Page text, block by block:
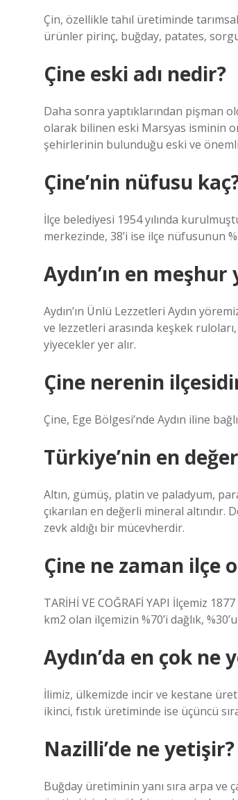
Çin, özellikle tahıl üretiminde
ürünler pirinç, buğday, patates,
Çine eski adı nedir?
Daha sonra yaptıklarından pişman
olarak bilinen eski Marsyas isminin
şehirlerinin bulunduğu eski ve
Çine’nin nüfusu
İlçe belediyesi 1954 yılında
merkezinde, 38’i ise ilçe nüfusunun
Aydın’ın en
Aydın’ın Ünlü Lezzetleri Aydın
ve lezzetleri arasında keşkek
yiyecekler yer alır.
Çine nerenin
Çine, Ege Bölgesi’nde Aydın iline
Türkiye’nin en
Altın, gümüş, platin ve paladyum,
çıkarılan en değerli mineral altındır.
zevk aldığı bir mücevherdir.
Çine ne zaman ilçe
TARİHİ VE COĞRAFİ YAPI İlçemiz
km2 olan ilçemizin %70’i dağlık,
Aydın’da en çok ne
İlimiz, ülkemizde incir ve kestane
ikinci, fıstık üretiminde ise üçüncü
Nazilli’de ne yetişir?
Buğday üretiminin yanı sıra arpa ve